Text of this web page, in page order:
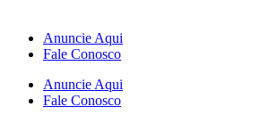
Anuncie Aqui
Fale Conosco
Anuncie Aqui
Fale Conosco